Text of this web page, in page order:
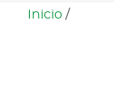
Inicio /